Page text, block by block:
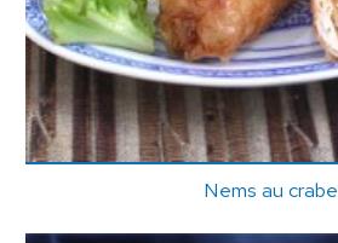
Nems au crabe